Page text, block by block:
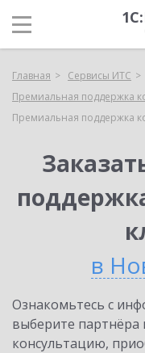
Главная
Сервисы ИТС
Премиальная поддержка
Премиальная поддержка
в
Ознакомьтесь с
выберите партнёра
консультацию,